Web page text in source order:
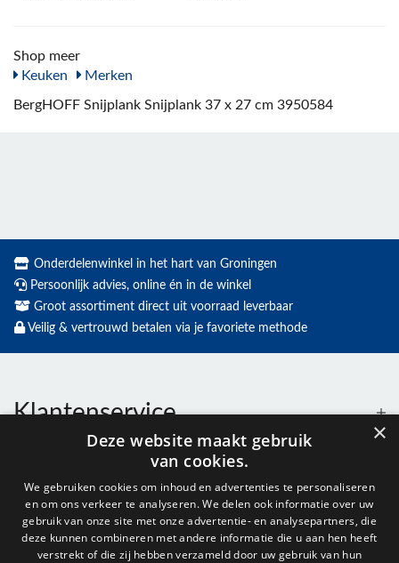
Shop meer
Keuken
Merken
BergHOFF Snijplank Snijplank 37 x 27 cm 3950584
Onderdelenwinkel in het hart van Groningen
Persoonlijk advies, online én in de winkel
Groot assortiment direct uit voorraad leverbaar
Veilig & vertrouwd betalen via je favoriete methode
Klantenservice
Openingstijden
×
Deze website maakt gebruik
van cookies.
We gebruiken cookies om inhoud en advertenties te personaliseren
en om ons verkeer te analyseren. We delen ook informatie over uw
gebruik van onze site met onze advertentie- en analysepartners, die
deze kunnen combineren met andere informatie die u aan hen heeft
verstrekt of die zij hebben verzameld door uw gebruik van hun